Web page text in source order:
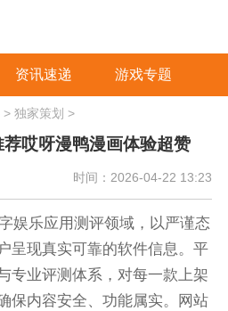
资讯速递 游戏专题
> 独家策划 >
哎呀漫鸭漫画体验超赞
时间：2026-04-22 13:23
娱乐应用测评领域，以严谨态
呈现真实可靠的软件信息。平
专业评测体系，对每一款上架
保内容安全、功能属实。网站